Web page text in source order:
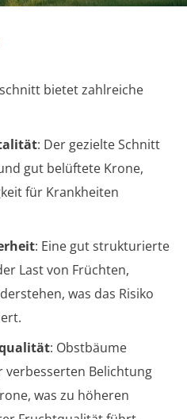
bietet zahlreiche
: Der gezielte Schnitt
gut belüftete Krone,
für Krankheiten
: Eine gut strukturierte
Last von Früchten,
was das Risiko
: Obstbäume
Belichtung
was zu höheren